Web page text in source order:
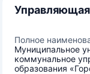
Полное
Муниципальное
коммунальное
образования